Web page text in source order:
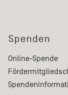
Spenden
Online-Spende